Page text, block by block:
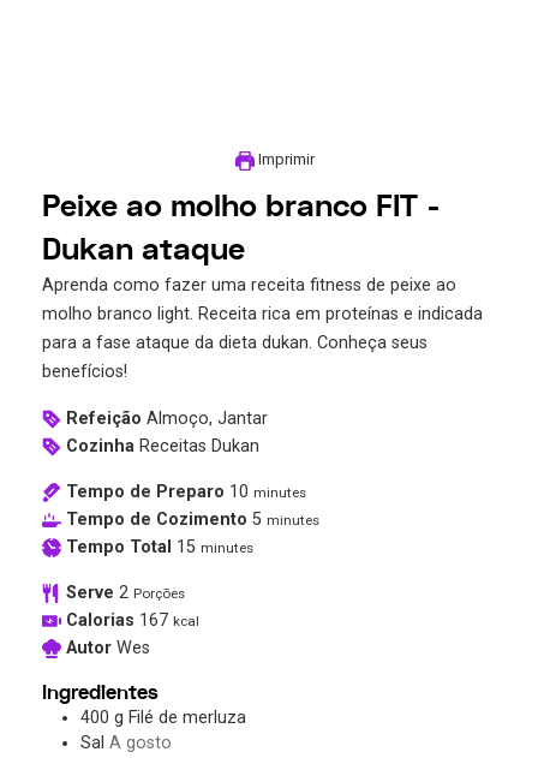
Imprimir
Peixe ao molho branco FIT -
Dukan ataque
Aprenda como fazer uma receita fitness de peixe ao
molho branco light. Receita rica em proteínas e indicada
para a fase ataque da dieta dukan. Conheça seus
benefícios!
Refeição Almoço, Jantar
Cozinha Receitas Dukan
Tempo de Preparo 10 minutes
Tempo de Cozimento 5 minutes
Tempo Total 15 minutes
Serve 2 Porções
Calorias 167 kcal
Autor Wes
Ingredientes
400 g Filé de merluza
Sal A gosto